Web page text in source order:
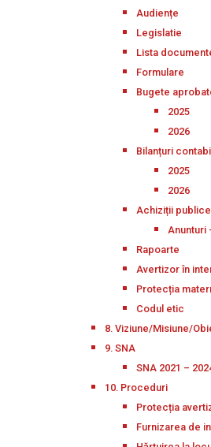
Audiențe
Legislatie
Lista
Formulare
Bugete
2025
2026
Bilanțuri
2025
2026
Achiziții publice
Anunturi
Rapoarte
Avertizor în
Protecția
Codul etic
8. Viziune/Misiune/
9. SNA
SNA 2021 –
10. Proceduri
Protecția
Furnizarea de